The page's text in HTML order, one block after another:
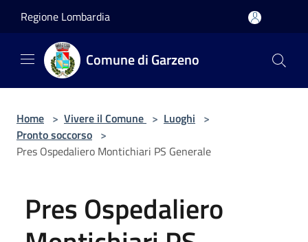
Regione Lombardia
Comune di Garzeno
Home > Vivere il Comune > Luoghi >
Pronto soccorso >
Pres Ospedaliero Montichiari PS Generale
Pres Ospedaliero